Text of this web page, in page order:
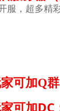
服，超多精
可加Q群
可加DC